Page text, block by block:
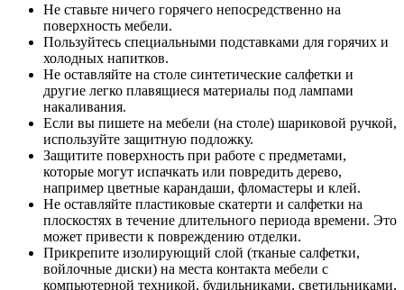
Не ставьте ничего горячего непосредственно на
поверхность мебели.
Пользуйтесь специальными подставками для горячих и
холодных напитков.
Не оставляйте на столе синтетические салфетки и
другие легко плавящиеся материалы под лампами
накаливания.
Если вы пишете на мебели (на столе) шариковой ручкой,
используйте защитную подложку.
Защитите поверхность при работе с предметами,
которые могут испачкать или повредить дерево,
например цветные карандаши, фломастеры и клей.
Не оставляйте пластиковые скатерти и салфетки на
плоскостях в течение длительного периода времени. Это
может привести к повреждению отделки.
Прикрепите изолирующий слой (тканые салфетки,
войлочные диски) на места контакта мебели с
компьютерной техникой, будильниками, светильниками,